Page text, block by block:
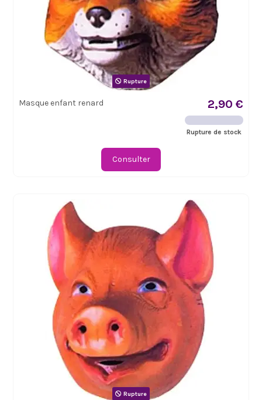
Rupture
Masque enfant renard 2,90 €
Rupture de stock
Consulter
Rupture